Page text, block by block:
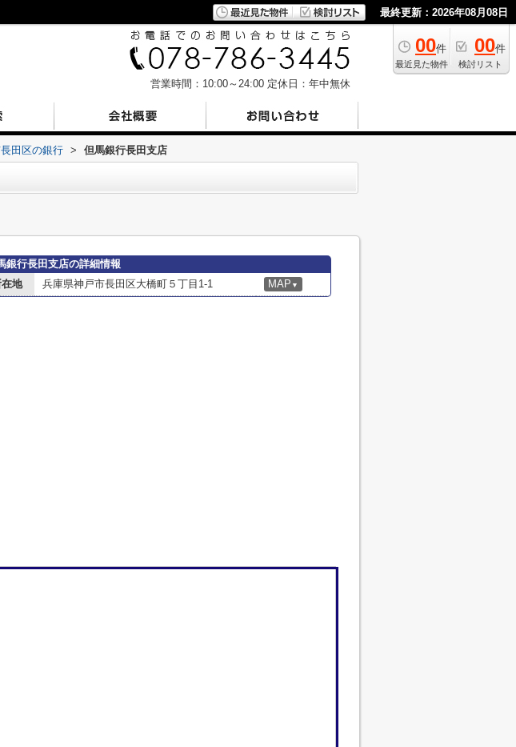
最終更新：2026年08月08日
00件
最近見た物件
00件
検討リスト
営業時間：10:00～24:00 定休日：年中無休
田区の銀行 > 但馬銀行長田支店
銀行長田支店の詳細情報
在地
兵庫県神戸市長田区大橋町５丁目1-1 MAP ▼